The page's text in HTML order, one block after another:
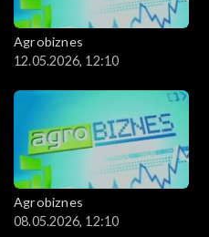
Agrobiznes
12.05.2026, 12:10
Agrobiznes
08.05.2026, 12:10